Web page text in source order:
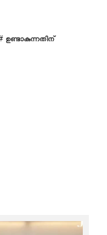
ഉണ്ടാകുന്നതിന്